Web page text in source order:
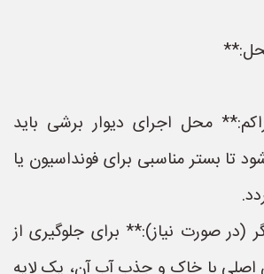
محل اجرای دیوار برشی باید
تا بستر مناسبی برای فونداسیون یا
(در صورت نیاز):** برای جلوگیری از
با خاک و جذب آب آن، یک لایه